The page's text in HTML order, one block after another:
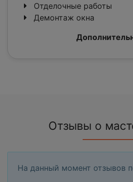
Отделочные работы
Демонтаж окна
Отзывы о
На данный момент отзывов